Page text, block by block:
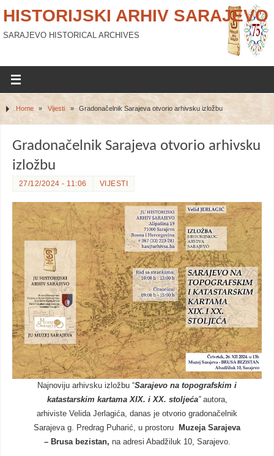
HISTORIJSKI ARHIV SARAJEVO
SARAJEVO HISTORICAL ARCHIVES
Home » Vijesti » Gradonačelnik Sarajeva otvorio arhivsku izložbu
Gradonačelnik Sarajeva otvorio arhivsku
izložbu
27/12/2024 - 11:06 VIJESTI
Najnoviju arhivsku izložbu “Sarajevo na topografskim i
katastarskim kartama XIX. i XX. stoljeća” autora,
arhiviste Velida Jerlagića, danas je otvorio gradonačelnik
Sarajeva g. Predrag Puharić, u prostoru Muzeja Sarajeva
– Brusa bezistan, na adresi Abadžiluk 10, Sarajevo.